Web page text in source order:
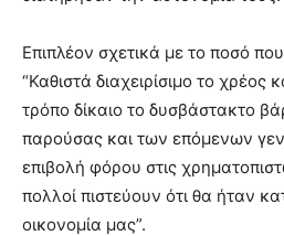
Επιπλέον σχετικά με το ποσό
“Καθιστά διαχειρίσιμο το χρέος
τρόπο δίκαιο το δυσβάστακτο
παρούσας και των επόμενων
επιβολή φόρου στις
πολλοί πιστεύουν ότι θα ήταν
οικονομία μας”.